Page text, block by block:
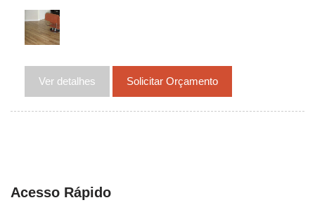
Ver detalhes Solicitar Orçamento
Acesso Rápido